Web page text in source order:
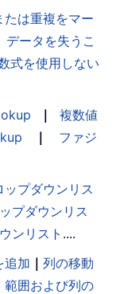
は重複をマー
データを失うこ
式を使用しない
｜
複数値
｜
ファジ
ップダウンリス
プダウンリス
ンリスト ....
追加 ｜ 列の移動
範囲および列の